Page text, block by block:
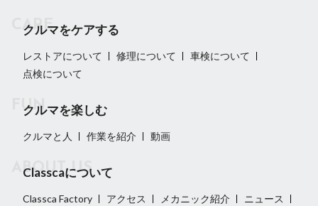
クルマをケアする
レストアについて 修理について
車検について
点検について
クルマを楽しむ
クルマと人 作業を紹介 動画
Classcaについて
Classca Factory アクセス メカニック紹介
ニュース